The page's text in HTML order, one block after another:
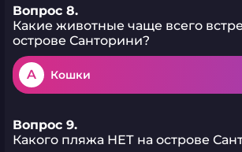
Вопрос 8.
Какие животные чаще всего
острове Санторини?
A Кошки
Вопрос 9.
Какого пляжа НЕТ на острове